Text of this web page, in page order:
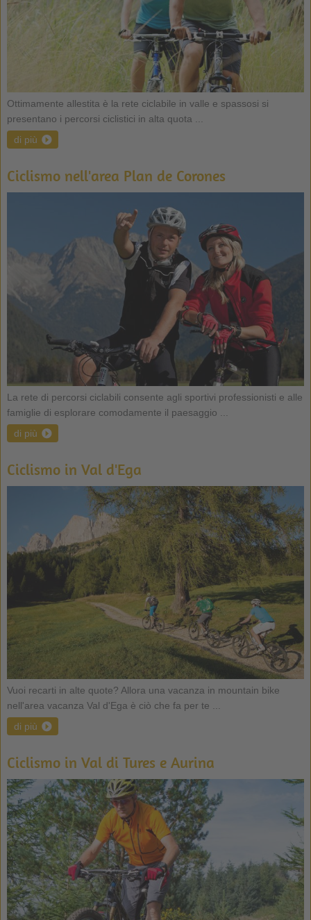
Ottimamente allestita è la rete ciclabile in valle e spassosi si
presentano i percorsi ciclistici in alta quota ...
di più
Ciclismo nell'area Plan de Corones
La rete di percorsi ciclabili consente agli sportivi professionisti e alle
famiglie di esplorare comodamente il paesaggio ...
di più
Ciclismo in Val d'Ega
Vuoi recarti in alte quote? Allora una vacanza in mountain bike
nell'area vacanza Val d'Ega è ciò che fa per te ...
di più
Ciclismo in Val di Tures e Aurina